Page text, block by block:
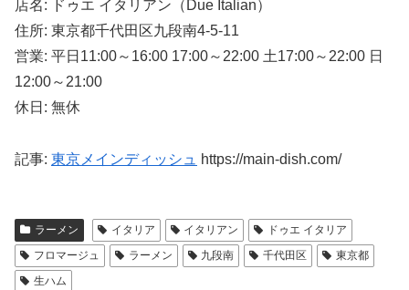
店名: ドゥエ イタリアン（Due Italian）
住所: 東京都千代田区九段南4-5-11
営業: 平日11:00～16:00 17:00～22:00 土17:00～22:00 日
12:00～21:00
休日: 無休
記事: 東京メインディッシュ https://main-dish.com/
ラーメン イタリア イタリアン
ドゥエ イタリア
フロマージュ
ラーメン 九段南 千代田区
東京都
生ハム